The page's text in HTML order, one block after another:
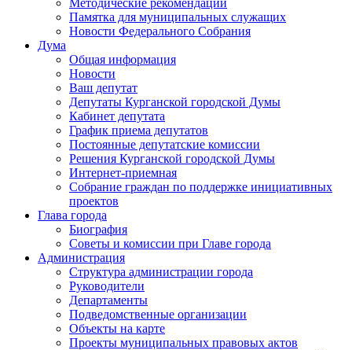
Методические рекомендации
Памятка для муниципальных служащих
Новости Федерального Cобрания
Дума
Общая информация
Новости
Ваш депутат
Депутаты Курганской городской Думы
Кабинет депутата
График приема депутатов
Постоянные депутатские комиссии
Решения Курганской городской Думы
Интернет-приемная
Собрание граждан по поддержке инициативных
проектов
Глава города
Биография
Советы и комиссии при Главе города
Администрация
Структура администрации города
Руководители
Департаменты
Подведомственные организации
Объекты на карте
Проекты муниципальных правовых актов